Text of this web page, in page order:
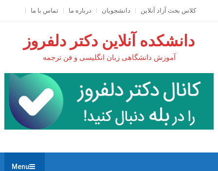
کلاس بحث آزاد آنلاين دانشجویان درباره ما تماس با ما
دانشکده آنلاین دکتر دلفروز
آموزش دانشگاهی زبان انگلیسی و فن ترجمه
Menu